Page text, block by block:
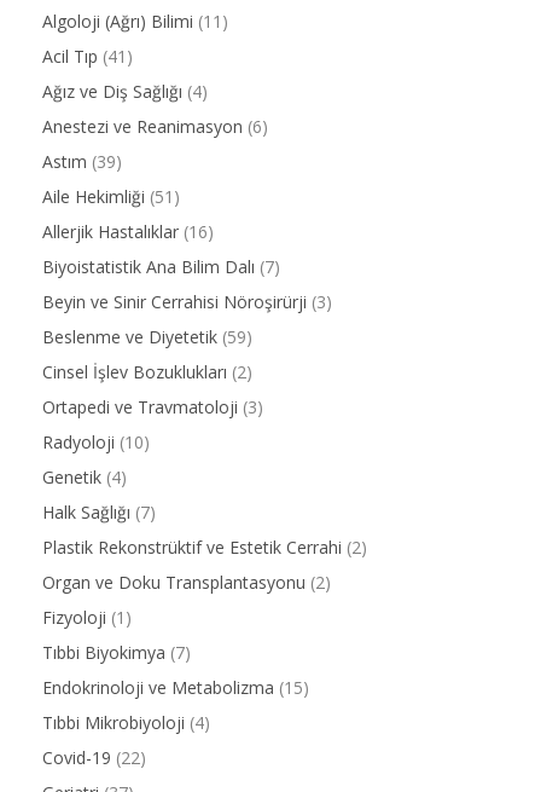
Algoloji (Ağrı) Bilimi (11)
Acil Tıp (41)
Ağız ve Diş Sağlığı (4)
Anestezi ve Reanimasyon (6)
Astım (39)
Aile Hekimliği (51)
Allerjik Hastalıklar (16)
Biyoistatistik Ana Bilim Dalı (7)
Beyin ve Sinir Cerrahisi Nöroşirürji (3)
Beslenme ve Diyetetik (59)
Cinsel İşlev Bozuklukları (2)
Ortapedi ve Travmatoloji (3)
Radyoloji (10)
Genetik (4)
Halk Sağlığı (7)
Plastik Rekonstrüktif ve Estetik Cerrahi (2)
Organ ve Doku Transplantasyonu (2)
Fizyoloji (1)
Tıbbi Biyokimya (7)
Endokrinoloji ve Metabolizma (15)
Tıbbi Mikrobiyoloji (4)
Covid-19 (22)